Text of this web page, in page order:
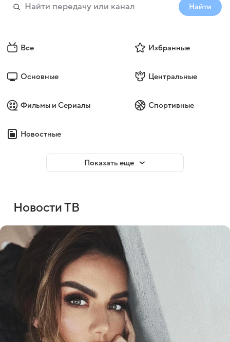
Найти
Все Избранные
Основные Центральные
Фильмы и Сериалы Спортивные
Новостные
Показать еще
Новости ТВ